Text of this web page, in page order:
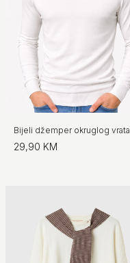
Bijeli džemper okruglog vrata
29,90 KM